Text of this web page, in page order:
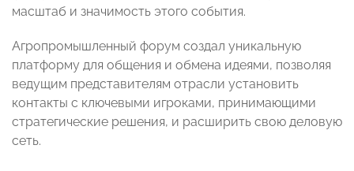
масштаб и значимость этого события.
Агропромышленный форум создал уникальную
платформу для общения и обмена идеями, позволяя
ведущим представителям отрасли установить
контакты с ключевыми игроками, принимающими
стратегические решения, и расширить свою деловую
сеть.